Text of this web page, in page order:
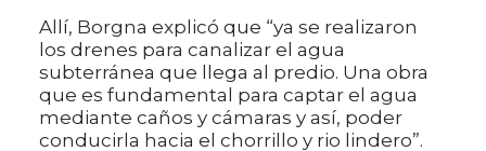
Allí, Borgna explicó que “ya se realizaron
los drenes para canalizar el agua
subterránea que llega al predio. Una obra
que es fundamental para captar el agua
mediante caños y cámaras y así, poder
conducirla hacia el chorrillo y rio lindero”.